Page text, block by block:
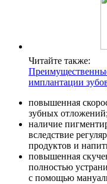
Читайте также:
имплантации
повышенная
зубных
наличие
вследствие
продуктов и
повышенная
полностью
с помощью